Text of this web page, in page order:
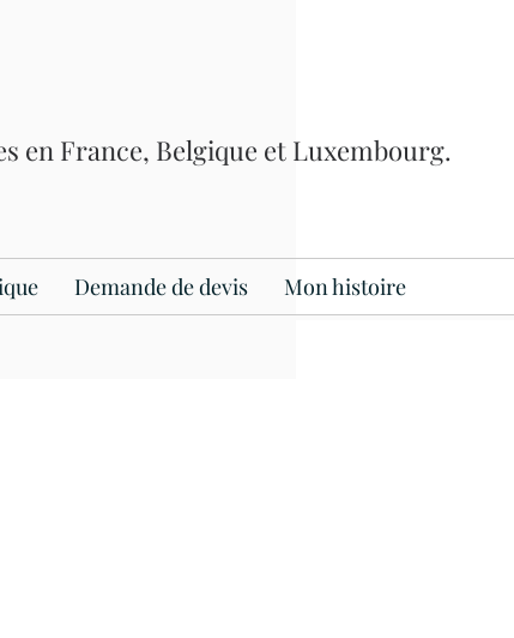
en France, Belgique et Luxembourg.
Demande de devis Mon histoire